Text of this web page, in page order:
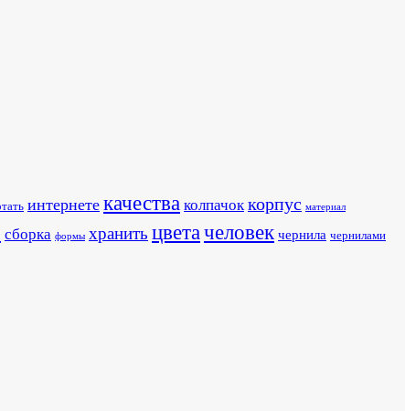
интернете качества колпачок корпус материал
сборка формы хранить цвета человек чернила чернилами